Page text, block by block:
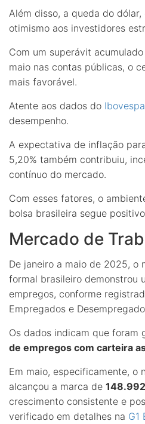
Além disso, a queda do
otimismo aos investidores
Com um superávit
maio nas contas públicas, o
mais favorável.
Atente aos dados do Ibovespa
desempenho.
A expectativa de inflação
5,20% também contribuiu,
contínuo do mercado.
Com esses fatores, o
bolsa brasileira segue
Mercado de
De janeiro a maio de 2025, o
formal brasileiro demonstrou
empregos, conforme
Empregados e
Os dados indicam que foram
de empregos com carteira
Em maio, especificamente, o
alcançou a marca de 148.992
crescimento consistente e
verificado em detalhes na G1